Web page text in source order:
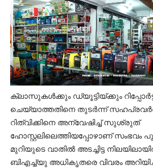
ക്ലാസുകള്‍ക്കും ഡ്യൂട്ടിയ്ക്കും
ചെയ്യാത്തതിനെ തുടര്‍ന്ന്
റിത്വിക്കിനെ അന്വേഷിച്ച് സുശ്രുത്
ഹോസ്റ്റലിലെത്തിയപ്പോഴാണ് സംഭവം
മുറിയുടെ വാതില്‍ അടച്ചിട്ട
ബിഎച്ച്‌യു അധികൃതരെ വിവരം